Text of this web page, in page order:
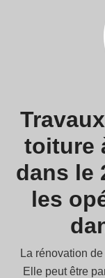
toiture
dans le
les
La rénovation
Elle peut être